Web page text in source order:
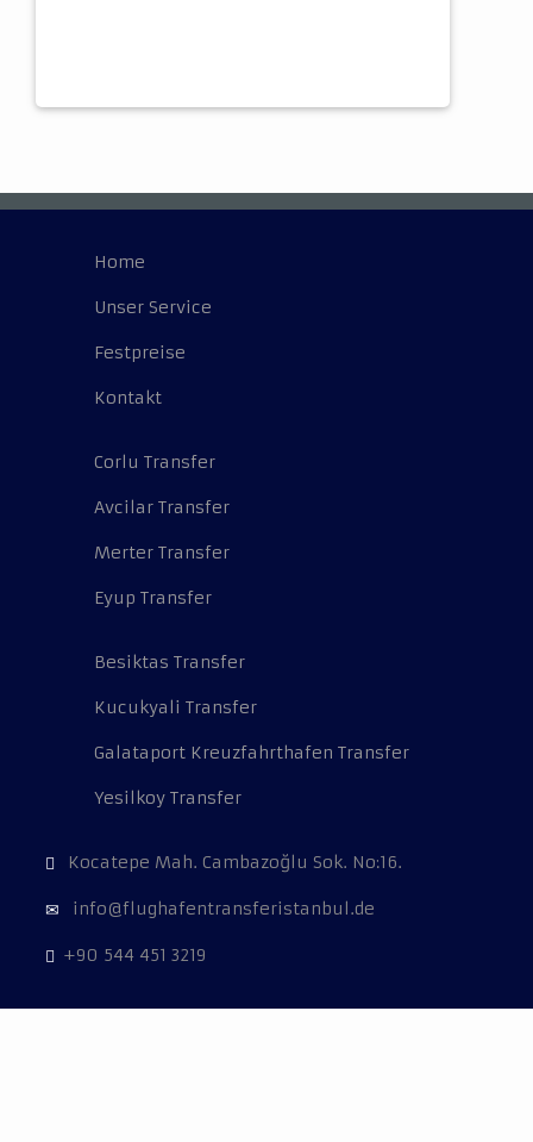
Home
Unser Service
Festpreise
Kontakt
Corlu Transfer
Avcilar Transfer
Merter Transfer
Eyup Transfer
Besiktas Transfer
Kucukyali Transfer
Galataport Kreuzfahrthafen Transfer
Yesilkoy Transfer
Kocatepe Mah. Cambazoğlu Sok. No:16.
info@flughafentransferistanbul.de
+90 544 451 3219